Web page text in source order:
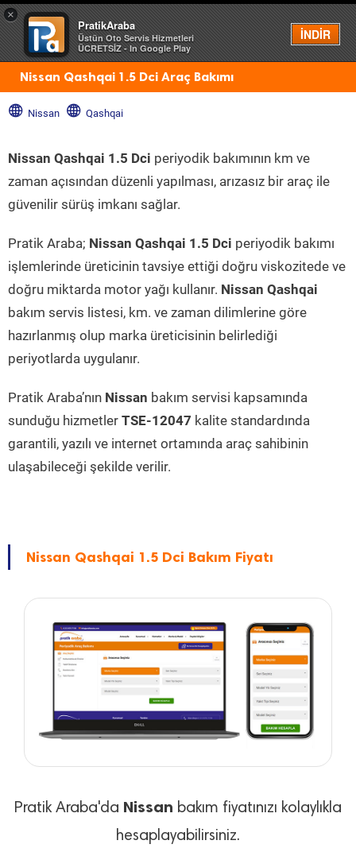
×
PratikAraba
Üstün Oto Servis Hizmetleri
ÜCRETSİZ - In Google Play
İNDİR
Menü
Nissan Qashqai 1.5 Dci Araç Bakımı
Nissan Qashqai
Nissan Qashqai 1.5 Dci periyodik bakımının km ve
zaman açısından düzenli yapılması, arızasız bir araç ile
güvenilir sürüş imkanı sağlar.
Pratik Araba; Nissan Qashqai 1.5 Dci periyodik bakımı
işlemlerinde üreticinin tavsiye ettiği doğru viskozitede ve
doğru miktarda motor yağı kullanır. Nissan Qashqai
bakım servis listesi, km. ve zaman dilimlerine göre
hazırlanmış olup marka üreticisinin belirlediği
periyotlarda uygulanır.
Pratik Araba’nın Nissan bakım servisi kapsamında
sunduğu hizmetler TSE-12047 kalite standardında
garantili, yazılı ve internet ortamında araç sahibinin
ulaşabileceği şekilde verilir.
Nissan Qashqai 1.5 Dci Bakım Fiyatı
Pratik Araba'da Nissan bakım fiyatınızı kolaylıkla
hesaplayabilirsiniz.